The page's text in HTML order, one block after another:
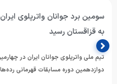
واترپلوی جوانان ایران از سد
برابر تایلند؛ چشم به نبرد با
تیم ملی واترپلوی جوانان ایران در
دوره مسابقات رده‌های سنی قهرمانی